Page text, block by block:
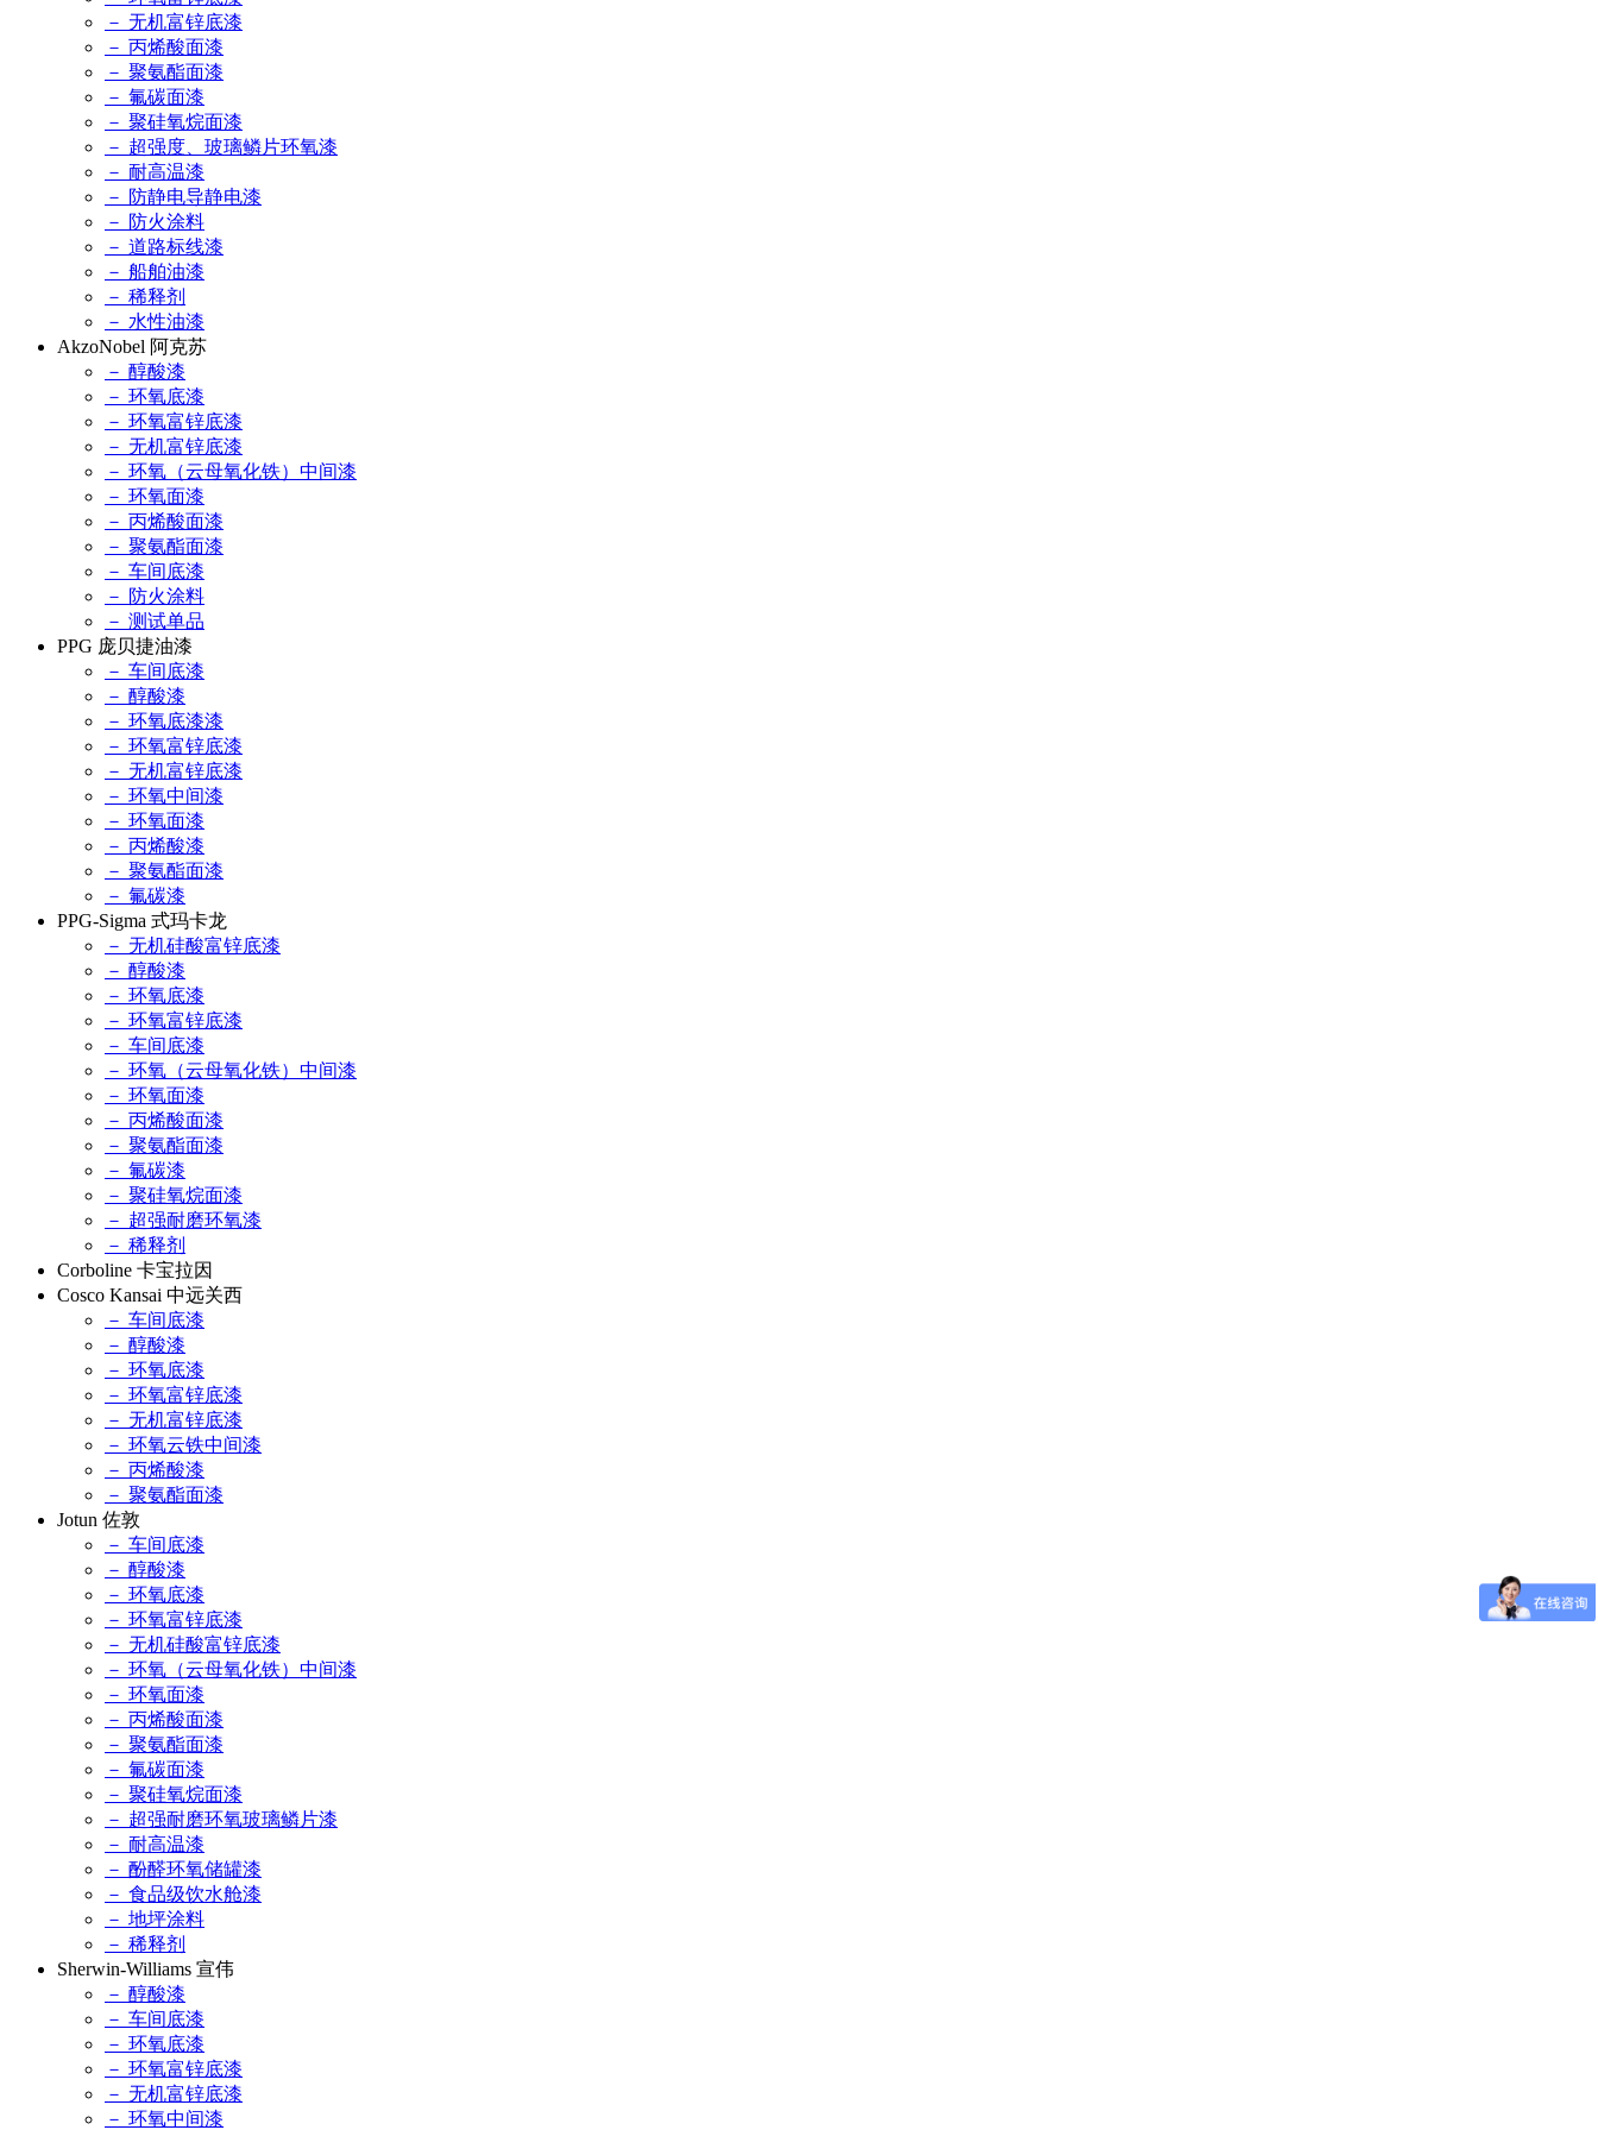
－ 无机富锌底漆
－ 丙烯酸面漆
－ 聚氨酯面漆
－ 氟碳面漆
－ 聚硅氧烷面漆
－ 超强度、玻璃鳞片环氧漆
－ 耐高温漆
－ 防静电导静电漆
－ 防火涂料
－ 道路标线漆
－ 船舶油漆
－ 稀释剂
－ 水性油漆
AkzoNobel 阿克苏
－ 醇酸漆
－ 环氧底漆
－ 环氧富锌底漆
－ 无机富锌底漆
－ 环氧（云母氧化铁）中间漆
－ 环氧面漆
－ 丙烯酸面漆
－ 聚氨酯面漆
－ 车间底漆
－ 防火涂料
－ 测试单品
PPG 庞贝捷油漆
－ 车间底漆
－ 醇酸漆
－ 环氧底漆漆
－ 环氧富锌底漆
－ 无机富锌底漆
－ 环氧中间漆
－ 环氧面漆
－ 丙烯酸漆
－ 聚氨酯面漆
－ 氟碳漆
PPG-Sigma 式玛卡龙
－ 无机硅酸富锌底漆
－ 醇酸漆
－ 环氧底漆
－ 环氧富锌底漆
－ 车间底漆
－ 环氧（云母氧化铁）中间漆
－ 环氧面漆
－ 丙烯酸面漆
－ 聚氨酯面漆
－ 氟碳漆
－ 聚硅氧烷面漆
－ 超强耐磨环氧漆
－ 稀释剂
Corboline 卡宝拉因
Cosco Kansai 中远关西
－ 车间底漆
－ 醇酸漆
－ 环氧底漆
－ 环氧富锌底漆
－ 无机富锌底漆
－ 环氧云铁中间漆
－ 丙烯酸漆
－ 聚氨酯面漆
Jotun 佐敦
－ 车间底漆
－ 醇酸漆
－ 环氧底漆
－ 环氧富锌底漆
－ 无机硅酸富锌底漆
－ 环氧（云母氧化铁）中间漆
－ 环氧面漆
－ 丙烯酸面漆
－ 聚氨酯面漆
－ 氟碳面漆
－ 聚硅氧烷面漆
－ 超强耐磨环氧玻璃鳞片漆
－ 耐高温漆
－ 酚醛环氧储罐漆
－ 食品级饮水舱漆
－ 地坪涂料
－ 稀释剂
Sherwin-Williams 宣伟
－ 醇酸漆
－ 车间底漆
－ 环氧底漆
－ 环氧富锌底漆
－ 无机富锌底漆
－ 环氧中间漆